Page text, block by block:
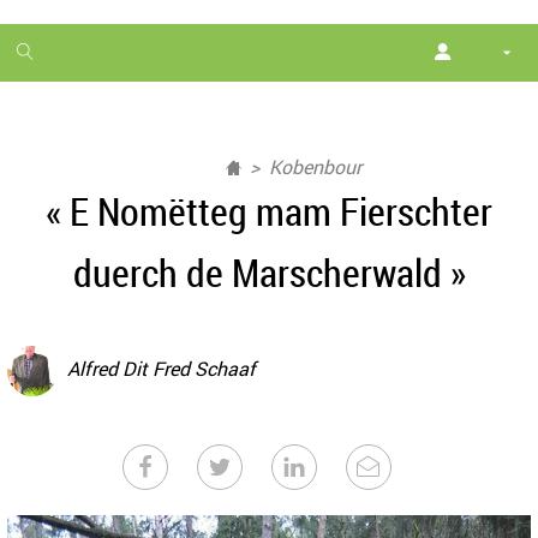
1
month
Kobenbour
« E Nomëtteg mam Fierschter
duerch de Marscherwald »
Alfred Dit Fred Schaaf